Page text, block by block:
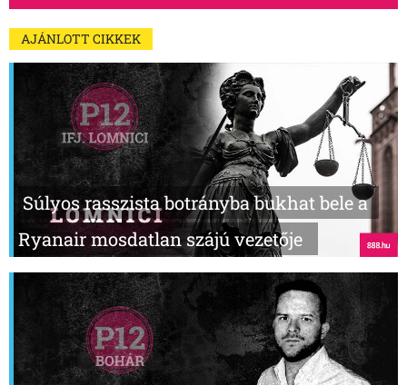
AJÁNLOTT CIKKEK
Súlyos rasszista botrányba bukhat bele a
Ryanair mosdatlan szájú vezetője